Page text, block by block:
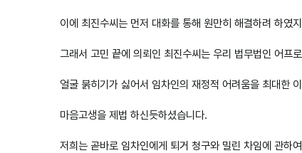
이에 최진수씨는 먼저 대화를 통해 원만히 해결하려 하였
그래서 고민 끝에 의뢰인 최진수씨는 우리 법무법인 어프
얼굴 붉히기가 싫어서 임차인의 재정적 어려움을 최대한
마음고생을 제법 하신듯하셨습니다.
저희는 곧바로 임차인에게 퇴거 청구와 밀린 차임에 관하